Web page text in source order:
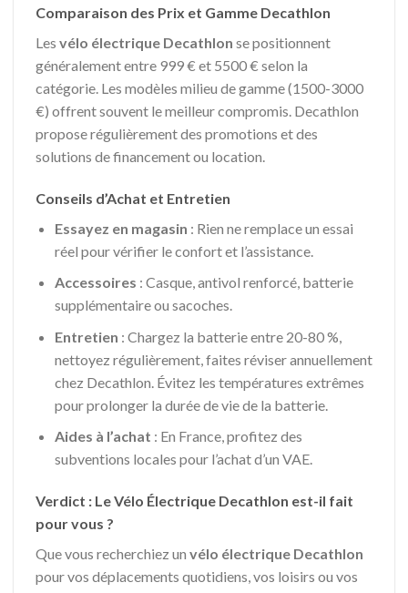
Comparaison des Prix et Gamme Decathlon
Les vélo électrique Decathlon se positionnent
généralement entre 999 € et 5500 € selon la
catégorie. Les modèles milieu de gamme (1500-3000
€) offrent souvent le meilleur compromis. Decathlon
propose régulièrement des promotions et des
solutions de financement ou location.
Conseils d’Achat et Entretien
Essayez en magasin : Rien ne remplace un essai
réel pour vérifier le confort et l’assistance.
Accessoires : Casque, antivol renforcé, batterie
supplémentaire ou sacoches.
Entretien : Chargez la batterie entre 20-80 %,
nettoyez régulièrement, faites réviser annuellement
chez Decathlon. Évitez les températures extrêmes
pour prolonger la durée de vie de la batterie.
Aides à l’achat : En France, profitez des
subventions locales pour l’achat d’un VAE.
Verdict : Le Vélo Électrique Decathlon est-il fait
pour vous ?
Que vous recherchiez un vélo électrique Decathlon
pour vos déplacements quotidiens, vos loisirs ou vos